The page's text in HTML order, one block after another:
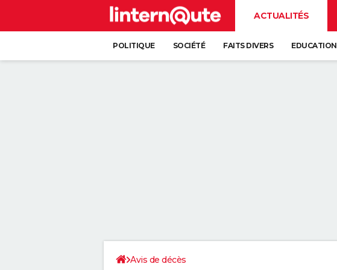
ACTUALITÉS
POLITIQUE SOCIÉTÉ FAITS DIVERS EDUCATION
Avis de décès